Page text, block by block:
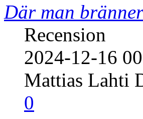
Där man
Recension
2024-12-16
Mattias Lahti
0